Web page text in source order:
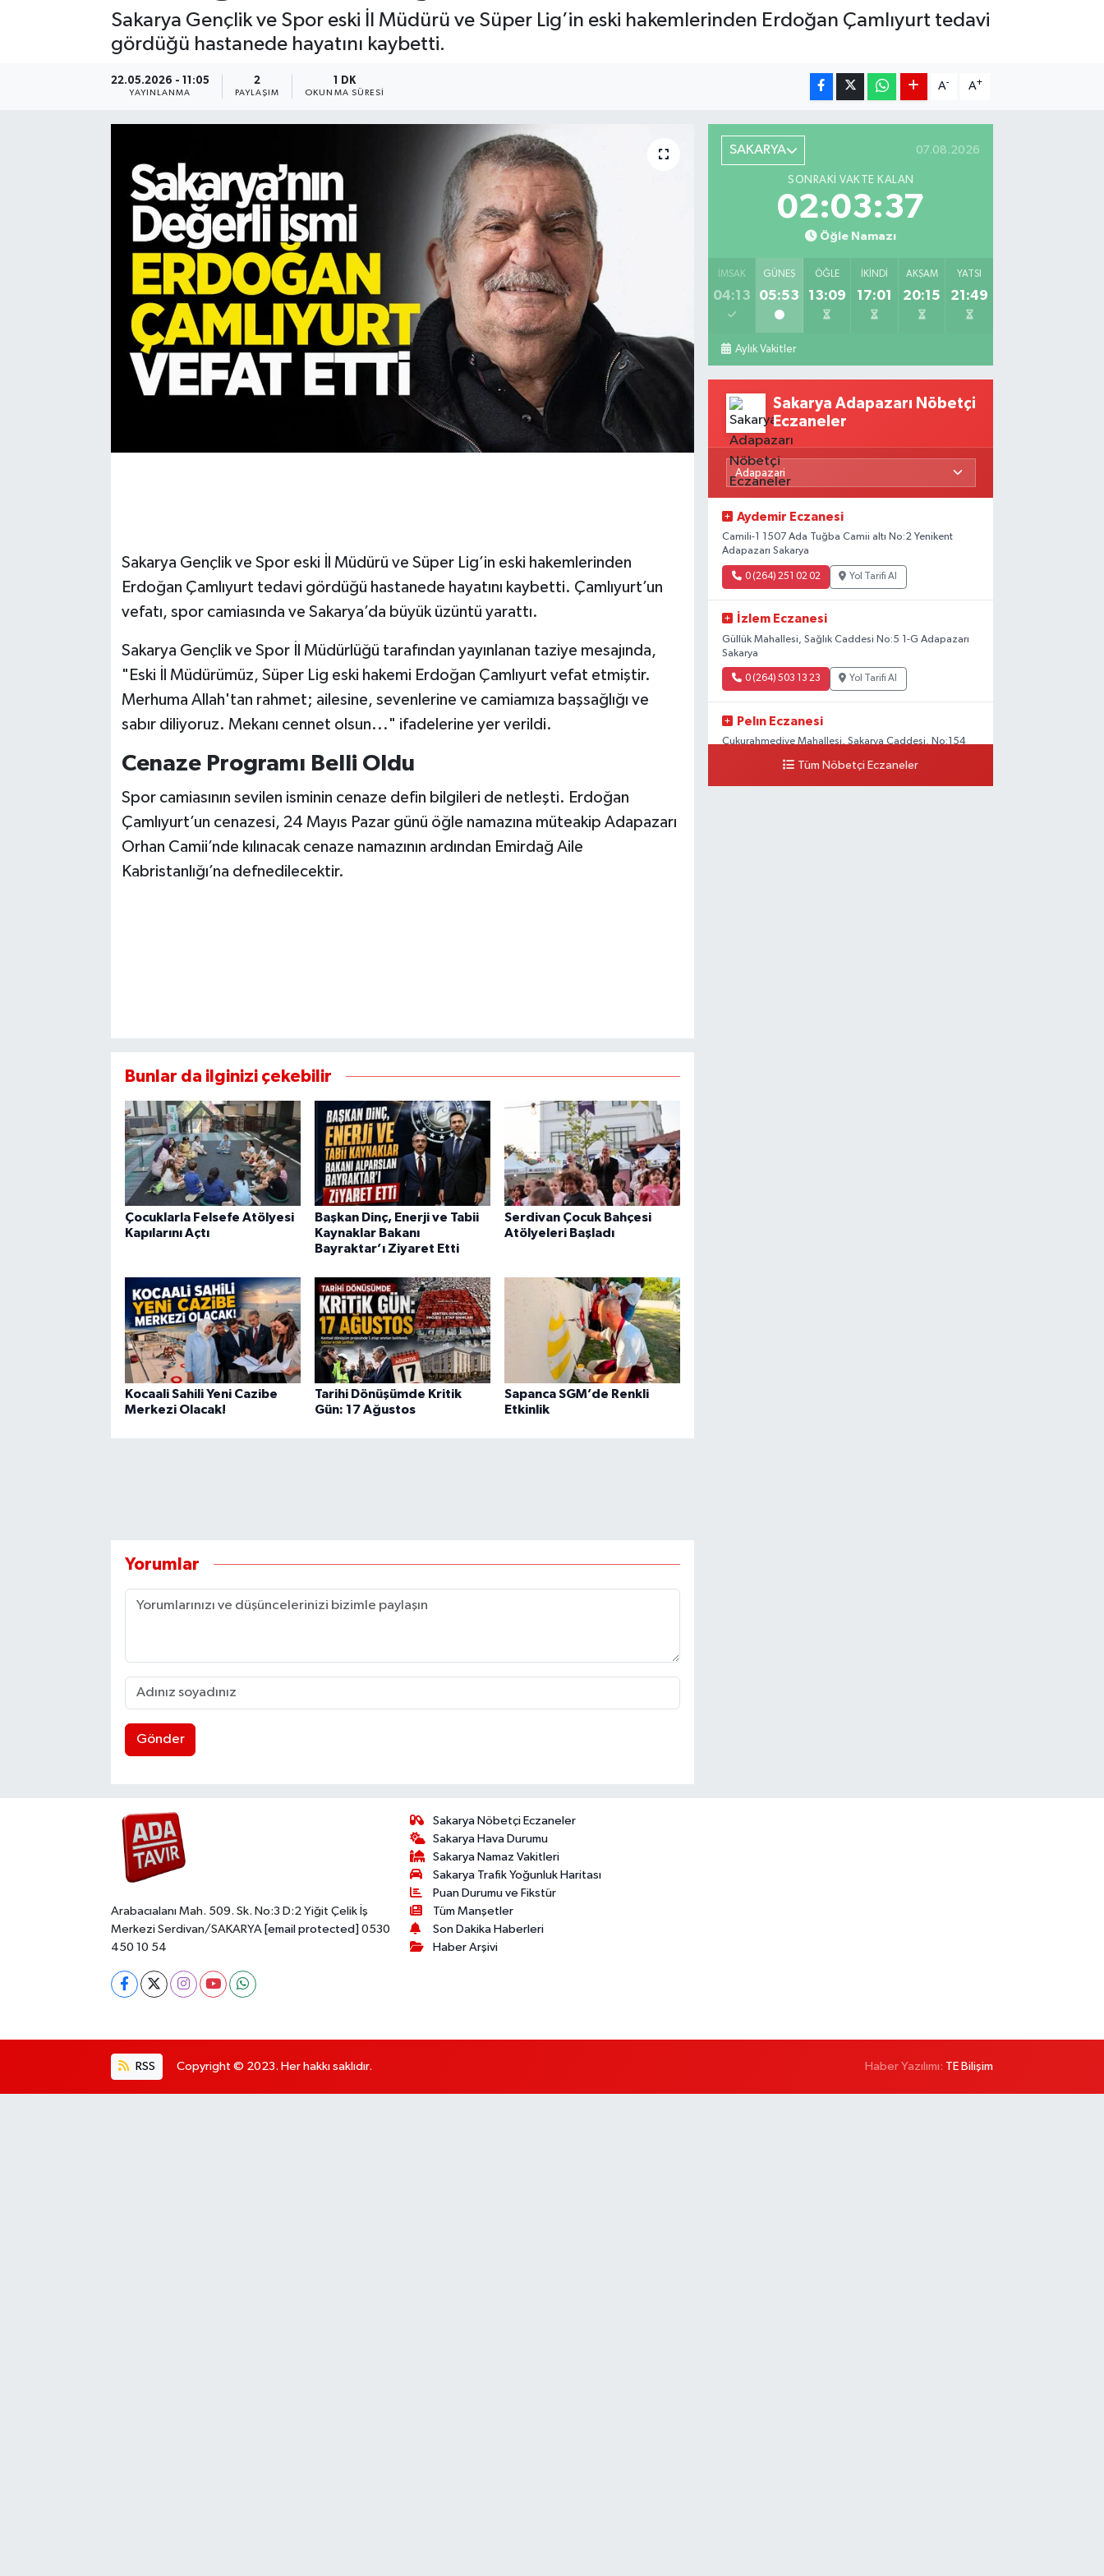
Sakarya Gençlik ve Spor eski İl Müdürü ve Süper Lig’in eski hakemlerinden Erdoğan Çamlıyurt tedavi
gördüğü hastanede hayatını kaybetti.
22.05.2026 - 11:05
YAYINLANMA
2
PAYLAŞIM
1 DK
OKUNMA SÜRESI
A- A+
Sakarya Gençlik ve Spor eski İl Müdürü ve Süper Lig’in eski hakemlerinden
Erdoğan Çamlıyurt tedavi gördüğü hastanede hayatını kaybetti. Çamlıyurt’un
vefatı, spor camiasında ve Sakarya’da büyük üzüntü yarattı.
Sakarya Gençlik ve Spor İl Müdürlüğü tarafından yayınlanan taziye mesajında,
"Eski İl Müdürümüz, Süper Lig eski hakemi Erdoğan Çamlıyurt vefat etmiştir.
Merhuma Allah'tan rahmet; ailesine, sevenlerine ve camiamıza başsağlığı ve
sabır diliyoruz. Mekanı cennet olsun..." ifadelerine yer verildi.
Cenaze Programı Belli Oldu
Spor camiasının sevilen isminin cenaze defin bilgileri de netleşti. Erdoğan
Çamlıyurt’un cenazesi, 24 Mayıs Pazar günü öğle namazına müteakip Adapazarı
Orhan Camii’nde kılınacak cenaze namazının ardından Emirdağ Aile
Kabristanlığı’na defnedilecektir.
Bunlar da ilginizi çekebilir
Çocuklarla Felsefe Atölyesi
Kapılarını Açtı
Başkan Dinç, Enerji ve Tabii
Kaynaklar Bakanı
Bayraktar’ı Ziyaret Etti
Serdivan Çocuk Bahçesi
Atölyeleri Başladı
Kocaali Sahili Yeni Cazibe
Merkezi Olacak!
Tarihi Dönüşümde Kritik
Gün: 17 Ağustos
Sapanca SGM’de Renkli
Etkinlik
Yorumlar
Gönder
SAKARYA 07.08.2026
SONRAKI VAKTE KALAN
02:03:36
Öğle Namazı
İMSAK
04:13
GÜNEŞ
05:53
ÖĞLE
13:09
İKINDI
17:01
AKŞAM
20:15
YATSI
21:49
Aylık Vakitler
Sakarya Adapazarı Nöbetçi
Eczaneler
Aydemir Eczanesi
Camili-1 1507 Ada Tuğba Camii altı No:2 Yenikent
Adapazarı Sakarya
0 (264) 251 02 02 Yol Tarifi Al
İzlem Eczanesi
Güllük Mahallesi, Sağlık Caddesi No:5 1-G Adapazarı
Sakarya
0 (264) 503 13 23 Yol Tarifi Al
Pelın Eczanesi
Çukurahmediye Mahallesi, Sakarya Caddesi, No:154
Tüm Nöbetçi Eczaneler
Arabacıalanı Mah. 509. Sk. No:3 D:2 Yiğit Çelik İş
Merkezi Serdivan/SAKARYA [email protected] 0530
450 10 54
Sakarya Nöbetçi Eczaneler
Sakarya Hava Durumu
Sakarya Namaz Vakitleri
Sakarya Trafik Yoğunluk Haritası
Puan Durumu ve Fikstür
Tüm Manşetler
Son Dakika Haberleri
Haber Arşivi
RSS Copyright © 2023. Her hakkı saklıdır. Haber Yazılımı: TE Bilişim